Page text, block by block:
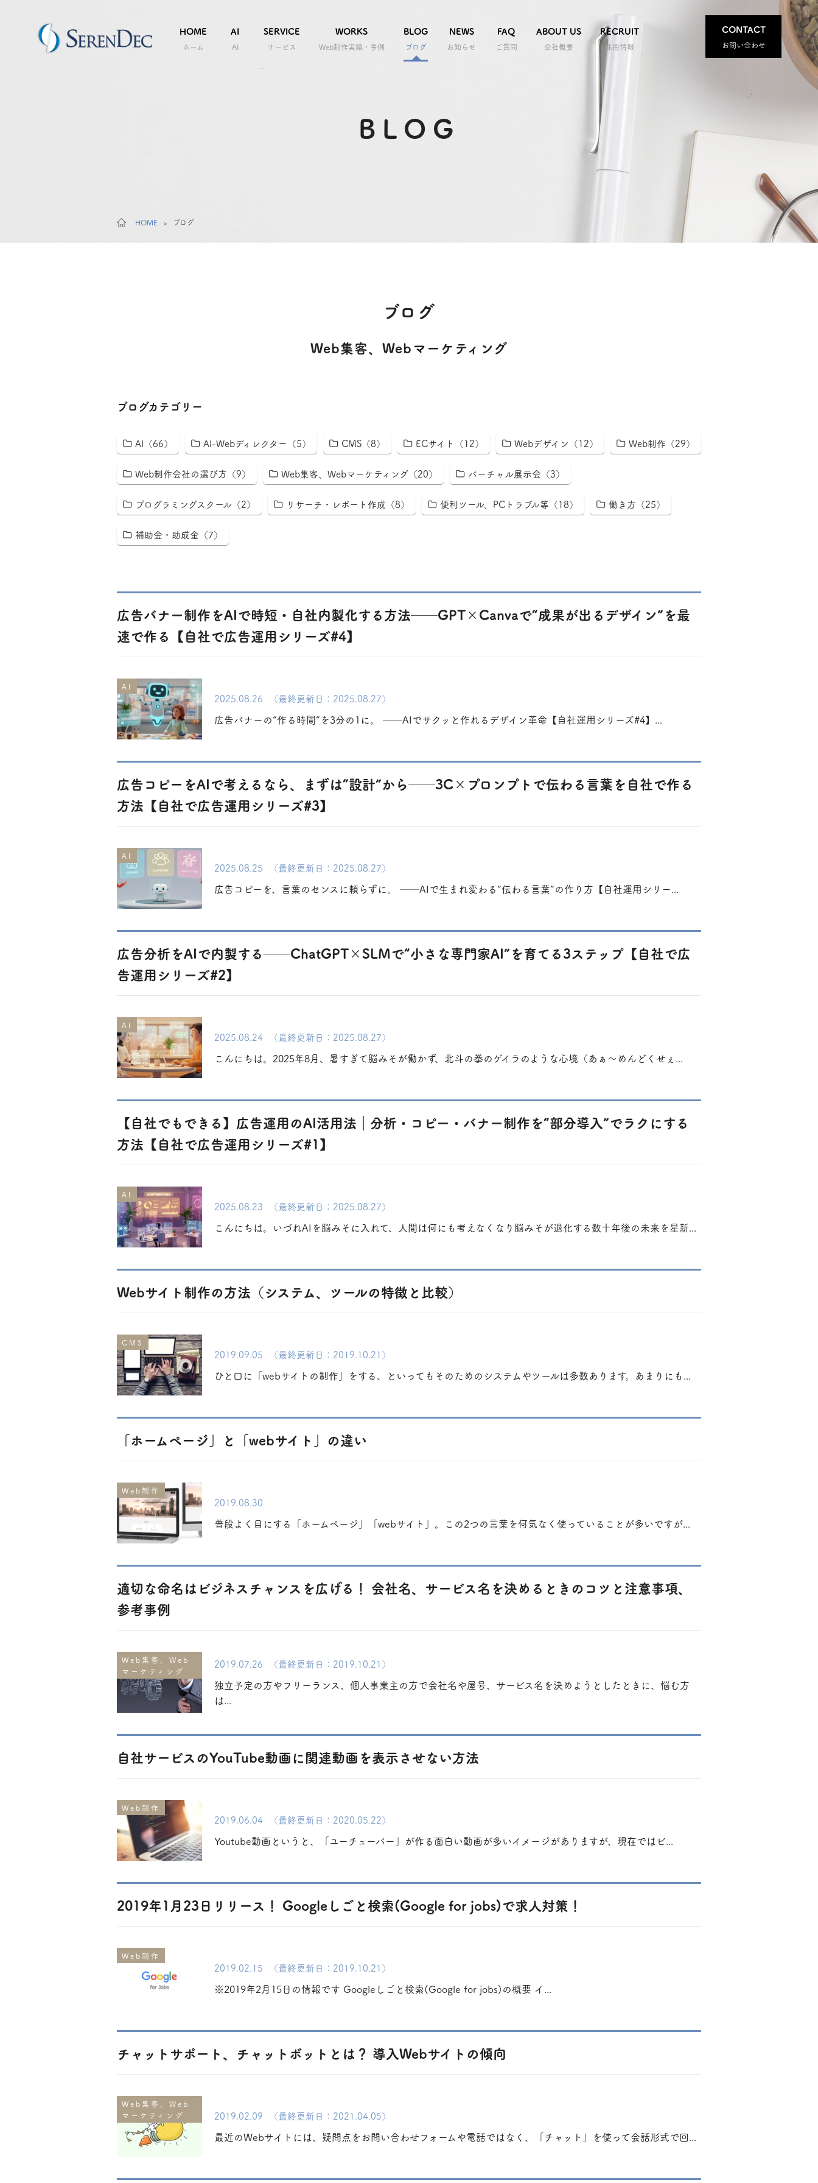
HOME
ホーム
AI
AI
SERVICE
サービス
WORKS
Web制作実績・事例
BLOG
ブログ
NEWS
お知らせ
FAQ
ご質問
ABOUT US
会社概要
RECRUIT
採用情報
CONTACT
お問い合わせ
BLOG
HOME > ブログ
ブログ
Web集客、Webマーケティング
ブログカテゴリー
AI（66） AI-Webディレクター（5） CMS（8） ECサイト（12） Webデザイン（12） Web制作（29）
Web制作会社の選び方（9） Web集客、Webマーケティング（20） バーチャル展示会（3）
プログラミングスクール（2） リサーチ・レポート作成（8） 便利ツール、PCトラブル等（18） 働き方（25）
補助金・助成金（7）
広告バナー制作をAIで時短・自社内製化する方法──GPT×Canvaで“成果が出るデザイン”を最
速で作る【自社で広告運用シリーズ#4】
AI
2025.08.26 （最終更新日：2025.08.27）
広告バナーの“作る時間”を3分の1に。 ──AIでサクッと作れるデザイン革命【自社運用シリーズ#4】...
広告コピーをAIで考えるなら、まずは“設計”から──3C×プロンプトで伝わる言葉を自社で作る
方法【自社で広告運用シリーズ#3】
AI
2025.08.25 （最終更新日：2025.08.27）
広告コピーを、言葉のセンスに頼らずに。 ──AIで生まれ変わる“伝わる言葉”の作り方【自社運用シリー...
広告分析をAIで内製する──ChatGPT×SLMで“小さな専門家AI”を育てる3ステップ【自社で広
告運用シリーズ#2】
AI
2025.08.24 （最終更新日：2025.08.27）
こんにちは。2025年8月、暑すぎて脳みそが働かず、北斗の拳のゲイラのような心境（あぁ～めんどくせぇ...
【自社でもできる】広告運用のAI活用法｜分析・コピー・バナー制作を“部分導入”でラクにする
方法【自社で広告運用シリーズ#1】
AI
2025.08.23 （最終更新日：2025.08.27）
こんにちは。いづれAIを脳みそに入れて、人間は何にも考えなくなり脳みそが退化する数十年後の未来を星新...
Webサイト制作の方法（システム、ツールの特徴と比較）
CMS
2019.09.05 （最終更新日：2019.10.21）
ひと口に「webサイトの制作」をする、といってもそのためのシステムやツールは多数あります。あまりにも...
「ホームページ」と「webサイト」の違い
Web制作
2019.08.30
普段よく目にする「ホームページ」「webサイト」。この2つの言葉を何気なく使っていることが多いですが...
適切な命名はビジネスチャンスを広げる！ 会社名、サービス名を決めるときのコツと注意事項、
参考事例
Web集客、Web
マーケティング
2019.07.26 （最終更新日：2019.10.21）
独立予定の方やフリーランス、個人事業主の方で会社名や屋号、サービス名を決めようとしたときに、悩む方
は...
自社サービスのYouTube動画に関連動画を表示させない方法
Web制作
2019.06.04 （最終更新日：2020.05.22）
Youtube動画というと、「ユーチューバー」が作る面白い動画が多いイメージがありますが、現在ではビ...
2019年1月23日リリース！ Googleしごと検索(Google for jobs)で求人対策！
Web制作
2019.02.15 （最終更新日：2019.10.21）
※2019年2月15日の情報です Googleしごと検索(Google for jobs)の概要 イ...
チャットサポート、チャットボットとは？ 導入Webサイトの傾向
Web集客、Web
マーケティング
2019.02.09 （最終更新日：2021.04.05）
最近のWebサイトには、疑問点をお問い合わせフォームや電話ではなく、「チャット」を使って会話形式で回...